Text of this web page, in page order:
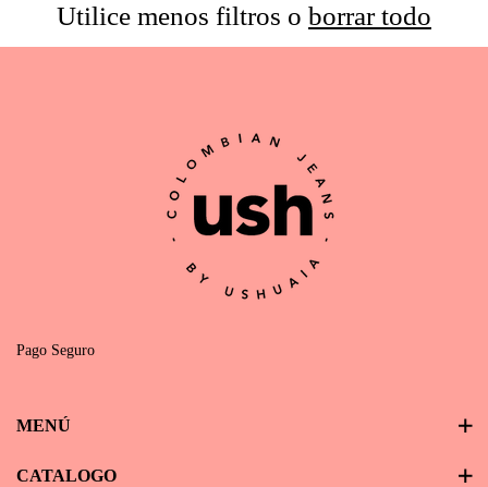
Utilice menos filtros o borrar todo
Pago Seguro
MENÚ
CATALOGO